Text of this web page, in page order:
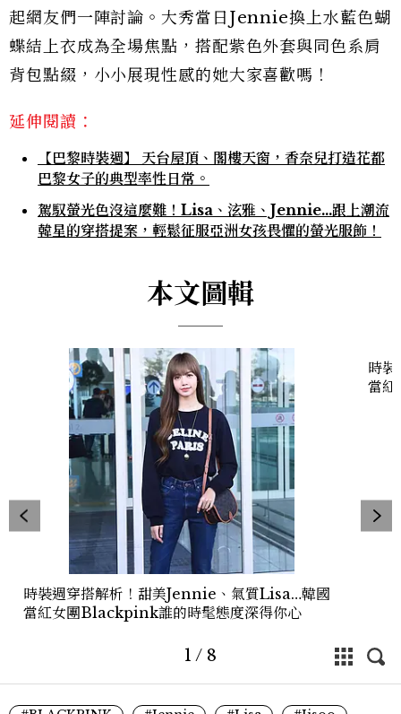
起網友們一陣討論。大秀當日Jennie換上水藍色蝴
蝶結上衣成為全場焦點，搭配紫色外套與同色系肩
背包點綴，小小展現性感的她大家喜歡嗎！
延伸閱讀：
【巴黎時裝週】 天台屋頂、閣樓天窗，香奈兒打造花都
巴黎女子的典型率性日常。
駕馭螢光色沒這麼難！Lisa、泫雅、Jennie...跟上潮流
韓星的穿搭提案，輕鬆征服亞洲女孩畏懼的螢光服飾！
本文圖輯
時裝週穿搭解析！甜美Jennie、氣質Lisa…韓國
當紅女團Blackpink誰的時髦態度深得你心
時
當
1 / 8